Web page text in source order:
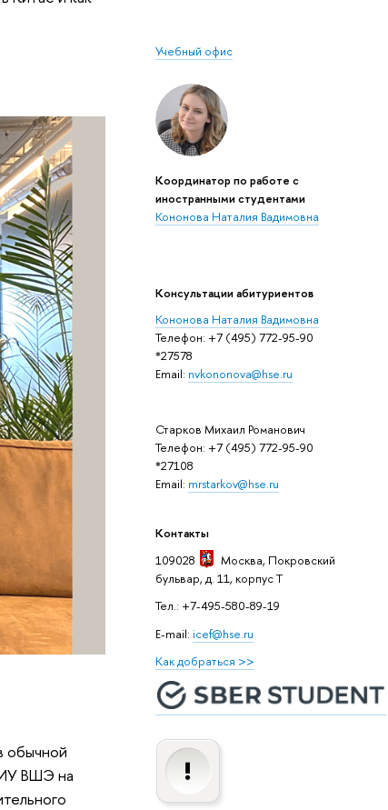
Учебный офис
Координатор по работе с
иностранными студентами
Кононова Наталия Вадимовна
Консультации абитуриентов
Кононова Наталия Вадимовна
Телефон: +7 (495) 772-95-90
*27578
Email: nvkononova@hse.ru
Старков Михаил Романович
Телефон: +7 (495) 772-95-90
*27108
Email: mrstarkov@hse.ru
Контакты
109028
Москва, Покровский
бульвар, д. 11, корпус T
Тел.: +7-495-580-89-19
E-mail: icef@hse.ru
Как добраться >>
обычной
ВШЭ на